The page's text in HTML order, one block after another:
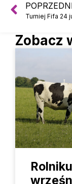
Zobacz